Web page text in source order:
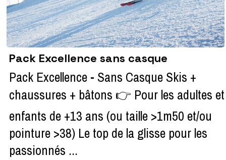
Pack Excellence sans casque
Pack Excellence - Sans Casque Skis +
chaussures + bâtons 👉 Pour les adultes et
enfants de +13 ans (ou taille >1m50 et/ou
pointure >38) Le top de la glisse pour les
passionnés ...